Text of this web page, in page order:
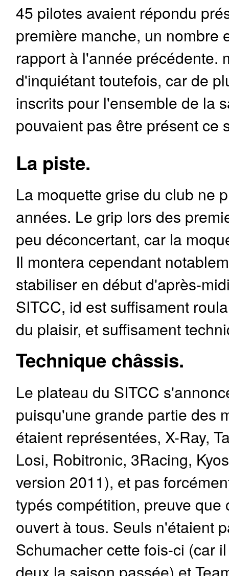
45 pilotes avaient répondu
première manche, un nombre
rapport à l'année précédente.
d'inquiétant toutefois, car de
inscrits pour l'ensemble de la
pouvaient pas être présent ce
La piste.
La moquette grise du club ne
années. Le grip lors des
peu déconcertant, car la
Il montera cependant
stabiliser en début d'après-
SITCC, id est suffisament
du plaisir, et suffisament
Technique châssis.
Le plateau du SITCC
puisqu'une grande partie des
étaient représentées, X-Ray,
Losi, Robitronic, 3Racing,
version 2011), et pas
typés compétition, preuve
ouvert à tous. Seuls n'étaient
Schumacher cette fois-ci (car
deux la saison passée) et